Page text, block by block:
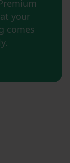
your
comes